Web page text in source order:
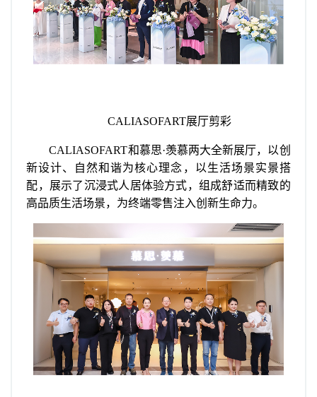
CALIASOFART展厅剪彩
CALIASOFART和慕思·羡慕两大全新展厅，以创
新设计、自然和谐为核心理念，以生活场景实景搭
配，展示了沉浸式人居体验方式，组成舒适而精致的
高品质生活场景，为终端零售注入创新生命力。